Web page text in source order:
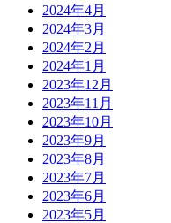
2024年4月
2024年3月
2024年2月
2024年1月
2023年12月
2023年11月
2023年10月
2023年9月
2023年8月
2023年7月
2023年6月
2023年5月